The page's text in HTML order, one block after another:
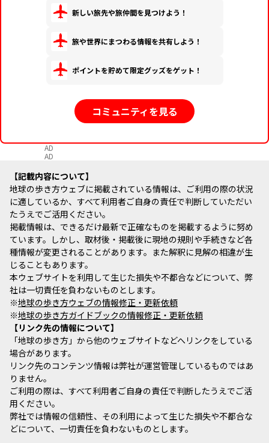
新しい旅先や旅仲間を見つけよう！
旅や世界にまつわる情報を共有しよう！
ポイントを貯めて限定グッズをゲット！
コミュニティを見る
AD
AD
記載内容について
地球の歩き方ウェブに掲載されている情報は、ご利用の際の状況
に適しているか、すべて利用者ご自身の責任で判断していただい
たうえでご活用ください。
掲載情報は、できるだけ最新で正確なものを掲載するように努め
ています。しかし、取材後・掲載後に現地の規則や手続きなど各
種情報が変更されることがあります。また解釈に見解の相違が生
じることもあります。
本ウェブサイトを利用して生じた損失や不都合などについて、弊
社は一切責任を負わないものとします。
※地球の歩き方ウェブの情報修正・更新依頼
※地球の歩き方ガイドブックの情報修正・更新依頼
リンク先の情報について
「地球の歩き方」から他のウェブサイトなどへリンクをしている
場合があります。
リンク先のコンテンツ情報は弊社が運営管理しているものではあ
りません。
ご利用の際は、すべて利用者ご自身の責任で判断したうえでご活
用ください。
弊社では情報の信頼性、その利用によって生じた損失や不都合な
どについて、一切責任を負わないものとします。